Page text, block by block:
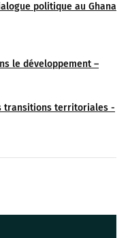
politique au Ghana
le développement –
transitions territoriales -